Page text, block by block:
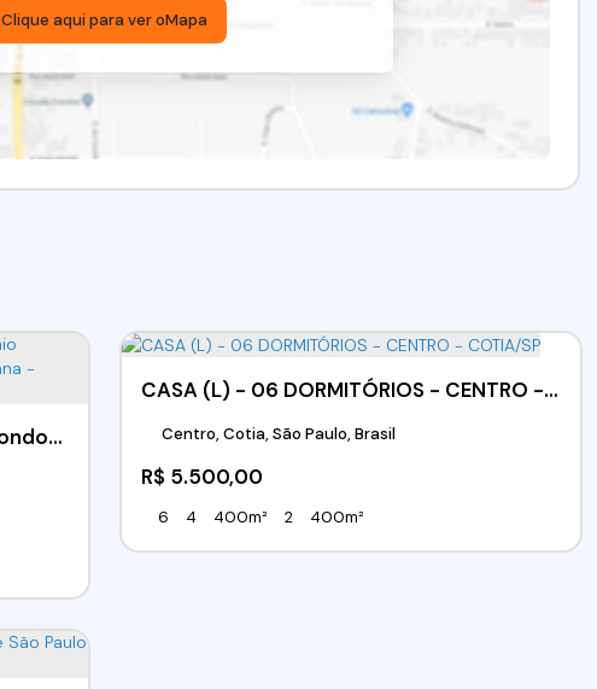
Clique aqui para ver oMapa
Casa térrea com 4 Dormitórios - Condomínio Residencial Vintage Arte de Morar - Granja Viana - Cotia/SP
CASA (L) - 06 DORMITÓRIOS - CENTRO - COTIA/SP
R$ 5.500,00
Centro, Cotia, São Paulo, Brasil
6 4 400m² 2 400m²